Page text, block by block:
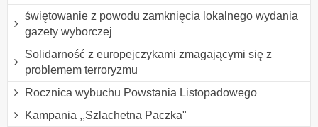
świętowanie z powodu zamknięcia lokalnego wydania
gazety wyborczej
Solidarność z europejczykami zmagającymi się z
problemem terroryzmu
Rocznica wybuchu Powstania Listopadowego
Kampania ,,Szlachetna Paczka"